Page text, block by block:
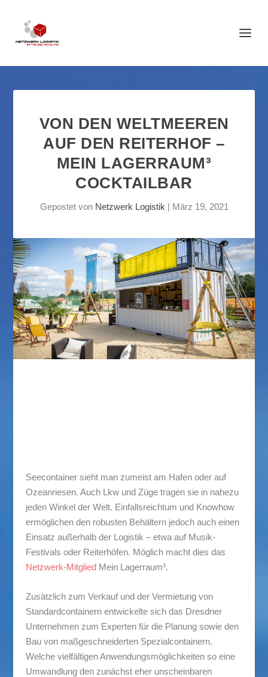
VON DEN WELTMEEREN
AUF DEN REITERHOF –
MEIN LAGERRAUM³
COCKTAILBAR
Gepostet von Netzwerk Logistik | März 19, 2021
Seecontainer sieht man zumeist am Hafen oder auf
Ozeanriesen. Auch Lkw und Züge tragen sie in nahezu
jeden Winkel der Welt. Einfallsreichtum und Knowhow
ermöglichen den robusten Behältern jedoch auch einen
Einsatz außerhalb der Logistik – etwa auf Musik-
Festivals oder Reiterhöfen. Möglich macht dies das
Netzwerk-MitgliedMein Lagerraum³.
Zusätzlich zum Verkauf und der Vermietung von
Standardcontainern entwickelte sich das Dresdner
Unternehmen zum Experten für die Planung sowie den
Bau von maßgeschneiderten Spezialcontainern.
Welche vielfältigen Anwendungsmöglichkeiten so eine
Umwandlung den zunächst eher unscheinbaren